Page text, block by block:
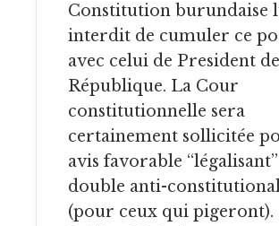
Constitution burundaise
interdit de cumuler ce
avec celui de President
République. La Cour
constitutionnelle sera
certainement sollicitée
avis favorable
double anti-
(pour ceux qui pigeront).